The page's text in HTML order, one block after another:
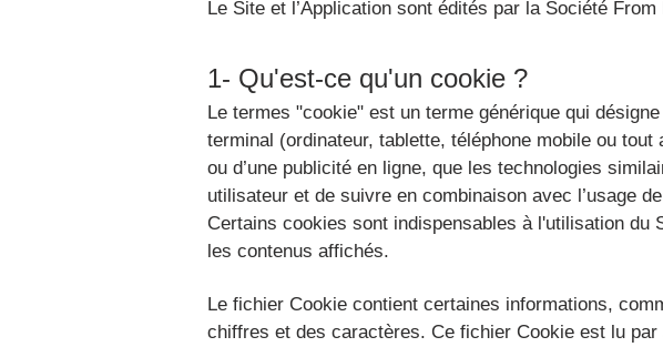
Le Site et l’Application sont édités par la Société
1- Qu'est-ce qu'un cookie ?
Le termes "cookie" est un terme générique qui
terminal (ordinateur, tablette, téléphone mobile ou
ou d’une publicité en ligne, que les technologies
utilisateur et de suivre en combinaison avec l’usage
Certains cookies sont indispensables à l'utilisation du
les contenus affichés.
Le fichier Cookie contient certaines informations,
chiffres et des caractères. Ce fichier Cookie est lu